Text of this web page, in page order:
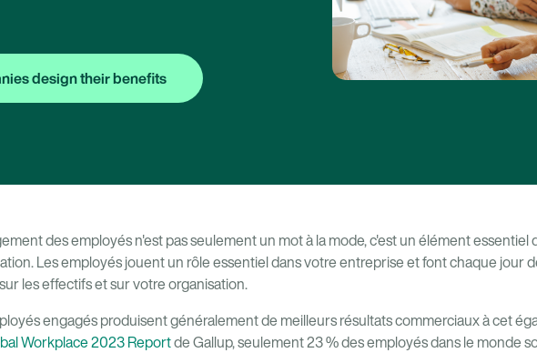
design their benefits
des employés n'est pas seulement un mot à la mode, c'est un élément essentiel
Les employés jouent un rôle essentiel dans votre entreprise et font chaque jour
les effectifs et sur votre organisation.
engagés produisent généralement de meilleurs résultats commerciaux à cet
Workplace 2023 Reportde Gallup, seulement 23 % des employés dans le monde